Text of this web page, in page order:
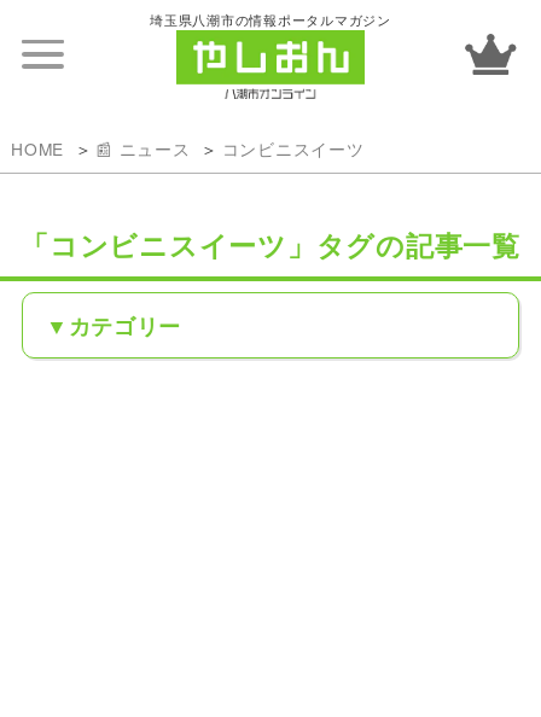
埼玉県八潮市の情報ポータルマガジン
HOME 📰 ニュース コンビニスイーツ
「コンビニスイーツ」タグの記事一覧
カテゴリー